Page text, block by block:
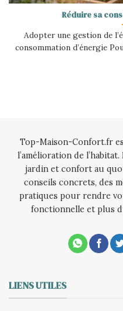
Réduire sa
Adopter une gestion de
consommation d’énergie
Top-Maison-Confort.fr
l’amélioration de
jardin et confort au
conseils concrets, des
pratiques pour rendre
fonctionnelle et plus
LIENS UTILES